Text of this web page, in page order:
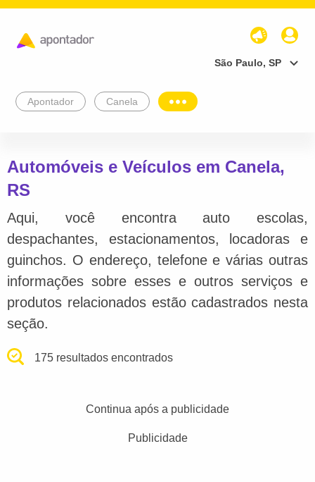
São Paulo, SP
Apontador Canela
Automóveis e Veículos em Canela,
RS
Aqui, você encontra auto escolas,
despachantes, estacionamentos, locadoras e
guinchos. O endereço, telefone e várias outras
informações sobre esses e outros serviços e
produtos relacionados estão cadastrados nesta
seção.
175 resultados encontrados
Continua após a publicidade
Publicidade